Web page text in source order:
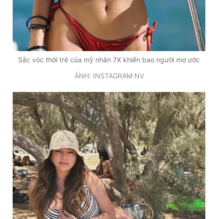
Sắc vóc thời trẻ của mỹ nhân 7X khiến bao người mơ ước
ẢNH: INSTAGRAM NV